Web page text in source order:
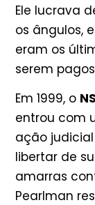
Ele lucrava
os ângulos,
eram os
serem
Em 1999, o
entrou com
ação
libertar de
amarras
Pearlman